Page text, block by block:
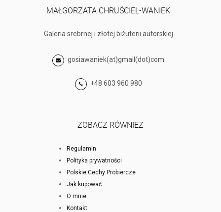
MAŁGORZATA CHRUŚCIEL-WANIEK
Galeria srebrnej i złotej biżuterii autorskiej
gosiawaniek(at)gmail(dot)com
+48 603 960 980
ZOBACZ RÓWNIEŻ
Regulamin
Polityka prywatności
Polskie Cechy Probiercze
Jak kupować
O mnie
Kontakt